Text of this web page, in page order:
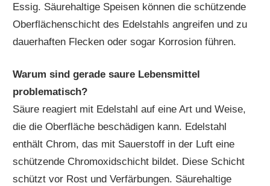
Essig. Säurehaltige Speisen können die schützende
Oberflächenschicht des Edelstahls angreifen und zu
dauerhaften Flecken oder sogar Korrosion führen.
Warum sind gerade saure Lebensmittel
problematisch?
Säure reagiert mit Edelstahl auf eine Art und Weise,
die die Oberfläche beschädigen kann. Edelstahl
enthält Chrom, das mit Sauerstoff in der Luft eine
schützende Chromoxidschicht bildet. Diese Schicht
schützt vor Rost und Verfärbungen. Säurehaltige